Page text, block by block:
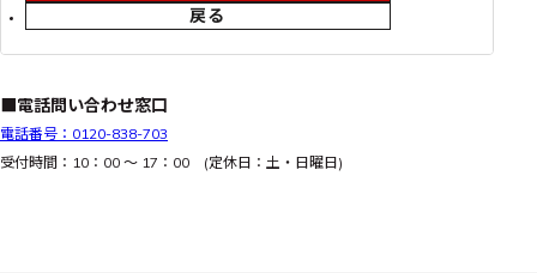
戻る
■電話問い合わせ窓口
電話番号：0120-838-703
受付時間：10：00 ～ 17：00 (定休日：土・日曜日)